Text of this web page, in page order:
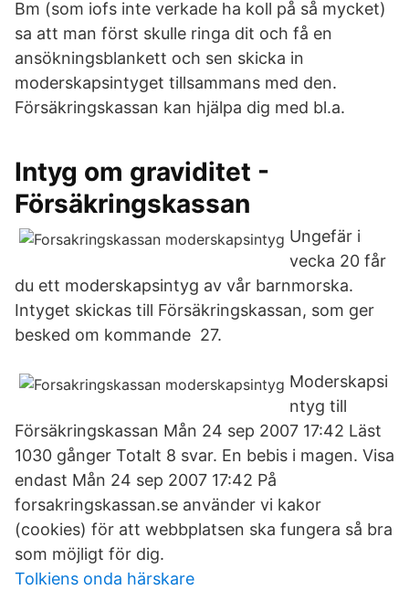
Bm (som iofs inte verkade ha koll på så mycket)
sa att man först skulle ringa dit och få en
ansökningsblankett och sen skicka in
moderskapsintyget tillsammans med den.
Försäkringskassan kan hjälpa dig med bl.a.
Intyg om graviditet -
Försäkringskassan
Ungefär i
vecka 20 får
du ett moderskapsintyg av vår barnmorska.
Intyget skickas till Försäkringskassan, som ger
besked om kommande 27.
Moderskapsi
ntyg till
Försäkringskassan Mån 24 sep 2007 17:42 Läst
1030 gånger Totalt 8 svar. En bebis i magen. Visa
endast Mån 24 sep 2007 17:42 På
forsakringskassan.se använder vi kakor
(cookies) för att webbplatsen ska fungera så bra
som möjligt för dig.
Tolkiens onda härskare